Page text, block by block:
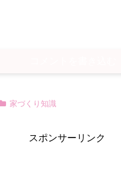
家づくり知識
スポンサーリンク